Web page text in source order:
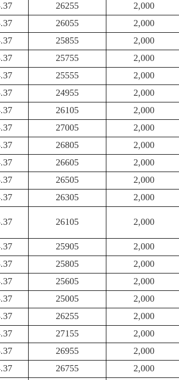
26255
2,000
26055
2,000
25855
2,000
25755
2,000
25555
2,000
24955
2,000
26105
2,000
27005
2,000
26805
2,000
26605
2,000
26505
2,000
26305 2,000
26105 2,000
25905
2,000
25805
2,000
25605
2,000
25005
2,000
26255
2,000
27155
2,000
26955
2,000
26755
2,000